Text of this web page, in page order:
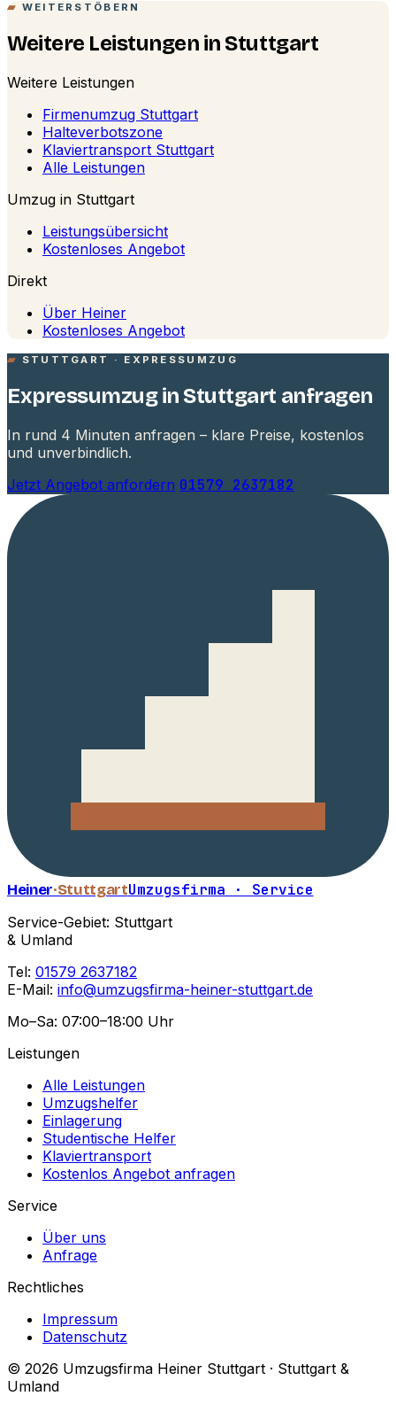
WEITERSTÖBERN
Weitere Leistungen in Stuttgart
Weitere Leistungen
Firmenumzug Stuttgart
Halteverbotszone
Klaviertransport Stuttgart
Alle Leistungen
Umzug in Stuttgart
Leistungsübersicht
Kostenloses Angebot
Direkt
Über Heiner
Kostenloses Angebot
STUTTGART · EXPRESSUMZUG
Expressumzug in Stuttgart anfragen
In rund 4 Minuten anfragen – klare Preise, kostenlos
und unverbindlich.
Jetzt Angebot anfordern 01579 2637182
Heiner·StuttgartUmzugsfirma · Service
Service-Gebiet: Stuttgart
& Umland
Tel: 01579 2637182
E-Mail: info@umzugsfirma-heiner-stuttgart.de
Mo–Sa: 07:00–18:00 Uhr
Leistungen
Alle Leistungen
Umzugshelfer
Einlagerung
Studentische Helfer
Klaviertransport
Kostenlos Angebot anfragen
Service
Über uns
Anfrage
Rechtliches
Impressum
Datenschutz
© 2026 Umzugsfirma Heiner Stuttgart · Stuttgart &
Umland